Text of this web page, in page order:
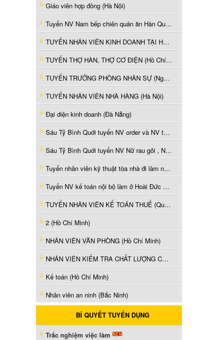
Giáo viên hợp đồng (Hà Nội)
Tuyển NV Nam bếp chiên quán ăn Hàn Quốc làm Q1 (Hồ Chí Minh)
TUYỂN NHÂN VIÊN KINH DOANH TẠI HCM (Hồ Chí Minh)
TUYỂN THỢ HÀN, THỢ CƠ ĐIỆN (Hồ Chí Minh)
TUYỂN TRƯỞNG PHÒNG NHÂN SỰ (Nghệ An)
TUYỂN NHÂN VIÊN NHÀ HÀNG (Hà Nội)
Đại diện kinh doanh (Đà Nẵng)
Sáu Tỷ Bình Quới tuyển NV order và NV tạp vụ (Hồ Chí Minh)
Sáu Tỷ Bình Quới tuyển NV Nữ rau gỏi , NV chảo chính (Hồ Chí Minh)
Tuyển nhân viên kỹ thuật tòa nhà đi làm ngay TPHCM (Hồ Chí Minh)
Tuyển NV kế toán nội bộ làm ở Hoài Đức Hà Nội (Hà Nội)
TUYỂN NHÂN VIÊN KẾ TOÁN THUẾ (Quảng Ninh)
2 (Hồ Chí Minh)
NHÂN VIÊN VĂN PHÒNG (Hồ Chí Minh)
NHÂN VIÊN KIỂM TRA CHẤT LƯỢNG CHUYÊN NGÀNH HÓA CHẤT (Hồ Chí Minh)
Kế toán (Hồ Chí Minh)
Nhân viên an ninh (Bắc Ninh)
BÍ QUYẾT TUYỂN DỤNG
Trắc nghiệm việc làm